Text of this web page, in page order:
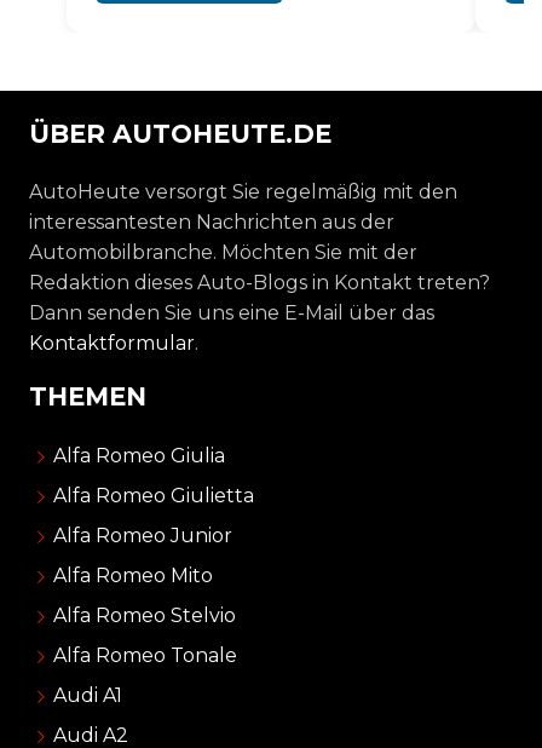
ÜBER AUTOHEUTE.DE
AutoHeute versorgt Sie regelmäßig mit den
interessantesten Nachrichten aus der
Automobilbranche. Möchten Sie mit der
Redaktion dieses Auto-Blogs in Kontakt treten?
Dann senden Sie uns eine E-Mail über das
Kontaktformular.
THEMEN
Alfa Romeo Giulia
Alfa Romeo Giulietta
Alfa Romeo Junior
Alfa Romeo Mito
Alfa Romeo Stelvio
Alfa Romeo Tonale
Audi A1
Audi A2